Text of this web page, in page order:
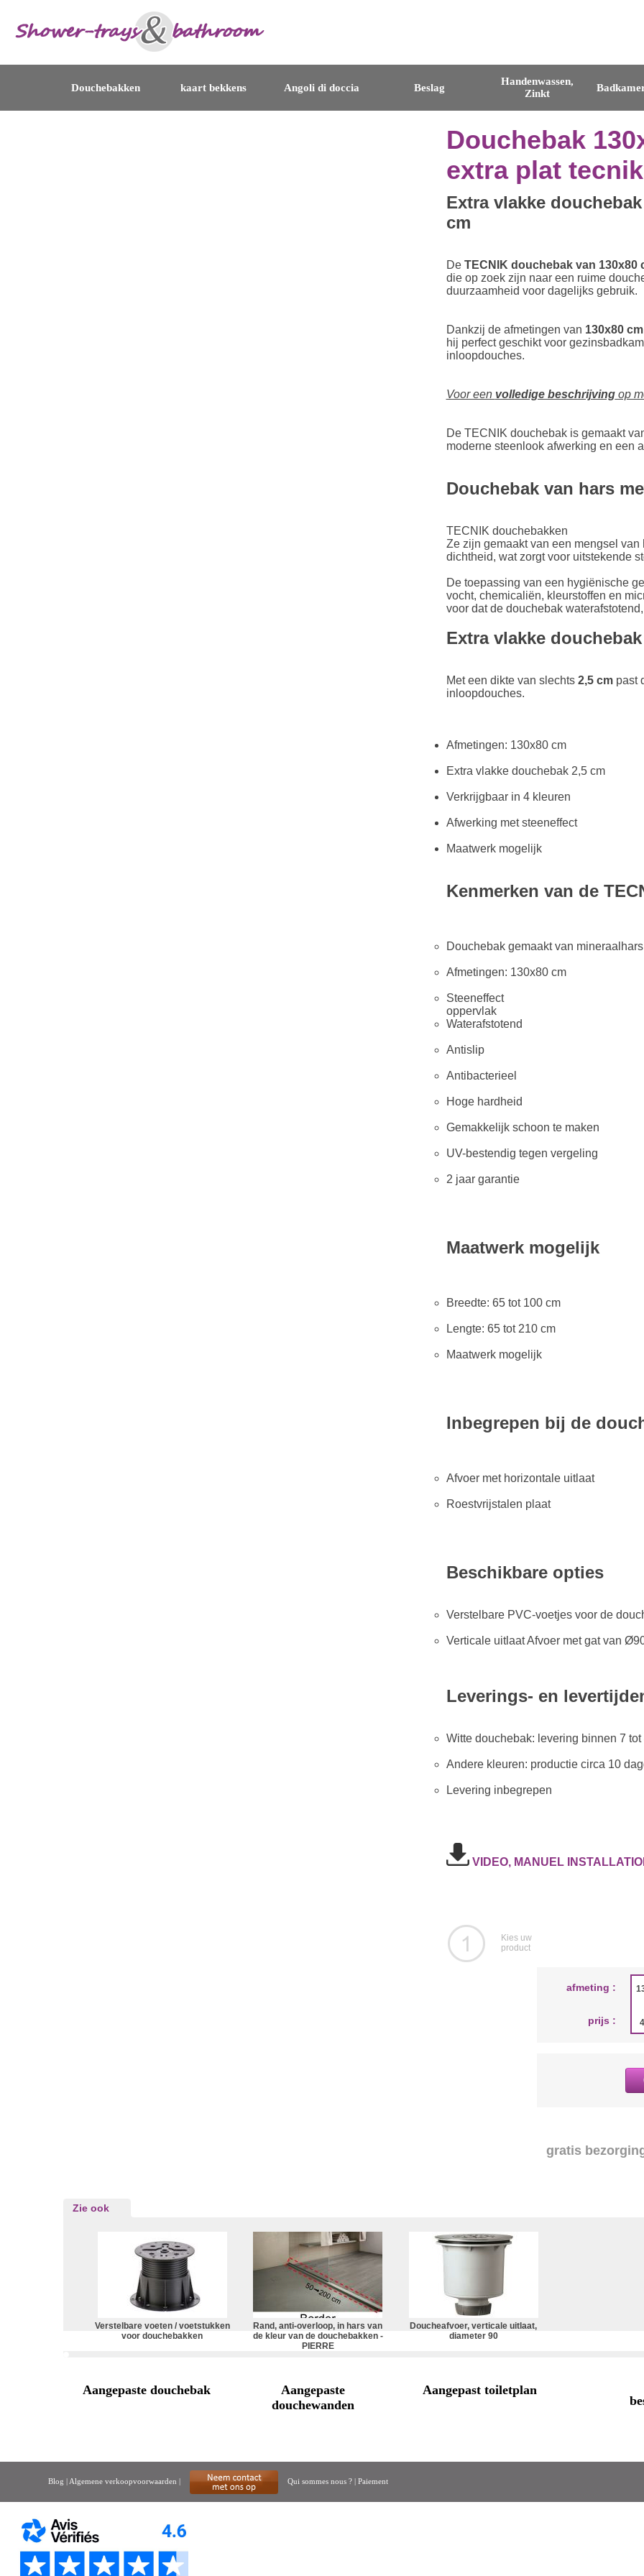
Douchebakken kaart bekkens Angoli di doccia Beslag
Handenwassen,
Zinkt
Douchebak
extra plat tecnik
Extra vlakke
cm
De TECNIK douchebak van 130x80
die op zoek zijn naar een ruime
duurzaamheid voor dagelijks gebruik.
Dankzij de afmetingen van 130x80 cm
hij perfect geschikt voor
inloopdouches.
Voor een volledige beschrijvingop
De TECNIK douchebak is gemaakt
moderne steenlook afwerking en een
Douchebak van hars
TECNIK douchebakken
Ze zijn gemaakt van een mengsel
dichtheid, wat zorgt voor uitstekende
De toepassing van een hygiënische
vocht, chemicaliën, kleurstoffen en
voor dat de douchebak
Extra vlakke douchebak
Met een dikte van slechts 2,5 cmpast
inloopdouches.
Afmetingen: 130x80 cm
Extra vlakke douchebak 2,5 cm
Verkrijgbaar in 4 kleuren
Afwerking met steeneffect
Maatwerk mogelijk
Kenmerken van de
Douchebak gemaakt van mineraalhars
Afmetingen: 130x80 cm
Steeneffect
oppervlak
Waterafstotend
Antislip
Antibacterieel
Hoge hardheid
Gemakkelijk schoon te maken
UV-bestendig tegen vergeling
2 jaar garantie
Maatwerk mogelijk
Breedte: 65 tot 100 cm
Lengte: 65 tot 210 cm
Maatwerk mogelijk
Inbegrepen bij de
Afvoer met horizontale uitlaat
Roestvrijstalen plaat
Beschikbare opties
Verstelbare PVC-voetjes voor de
Verticale uitlaat Afvoer met gat van
Leverings- en
Witte douchebak: levering binnen 7 tot
Andere kleuren: productie circa 10
Levering inbegrepen
VIDEO, MANUEL
Kies uw
product
afmeting :
prijs :
gratis
Zie ook
Verstelbare voeten / voetstukken
voor douchebakken
Rand, anti-overloop, in hars van
de kleur van de douchebakken -
PIERRE
Doucheafvoer, verticale uitlaat,
diameter 90
Aangepaste douchebak
Aangepaste
douchewanden
Aangepast toiletplan
Blog | Algemene verkoopvoorwaarden | Qui sommes nous ? |Paiement